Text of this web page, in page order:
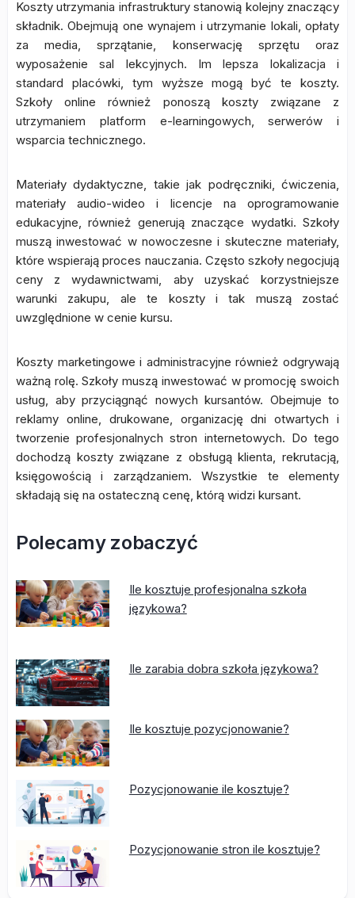
Koszty utrzymania infrastruktury stanowią kolejny znaczący
składnik. Obejmują one wynajem i utrzymanie lokali, opłaty
za media, sprzątanie, konserwację sprzętu oraz
wyposażenie sal lekcyjnych. Im lepsza lokalizacja i
standard placówki, tym wyższe mogą być te koszty.
Szkoły online również ponoszą koszty związane z
utrzymaniem platform e-learningowych, serwerów i
wsparcia technicznego.
Materiały dydaktyczne, takie jak podręczniki, ćwiczenia,
materiały audio-wideo i licencje na oprogramowanie
edukacyjne, również generują znaczące wydatki. Szkoły
muszą inwestować w nowoczesne i skuteczne materiały,
które wspierają proces nauczania. Często szkoły negocjują
ceny z wydawnictwami, aby uzyskać korzystniejsze
warunki zakupu, ale te koszty i tak muszą zostać
uwzględnione w cenie kursu.
Koszty marketingowe i administracyjne również odgrywają
ważną rolę. Szkoły muszą inwestować w promocję swoich
usług, aby przyciągnąć nowych kursantów. Obejmuje to
reklamy online, drukowane, organizację dni otwartych i
tworzenie profesjonalnych stron internetowych. Do tego
dochodzą koszty związane z obsługą klienta, rekrutacją,
księgowością i zarządzaniem. Wszystkie te elementy
składają się na ostateczną cenę, którą widzi kursant.
Polecamy zobaczyć
Ile kosztuje profesjonalna szkoła
językowa?
Ile zarabia dobra szkoła językowa?
Ile kosztuje pozycjonowanie?
Pozycjonowanie ile kosztuje?
Pozycjonowanie stron ile kosztuje?